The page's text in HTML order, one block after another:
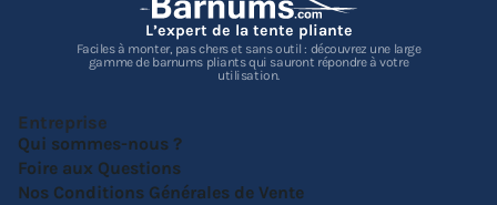
L’expert de la tente pliante
Faciles à monter, pas chers et sans outil : découvrez une large
gamme de barnums pliants qui sauront répondre à votre
utilisation.
Entreprise
Qui sommes-nous ?
Foire aux Questions
Nos Conditions Générales de Vente